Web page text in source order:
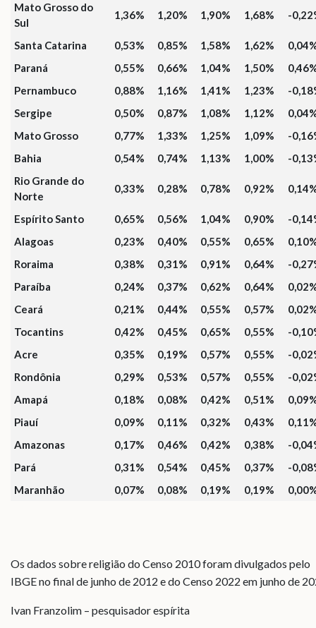
Mato Grosso do
Sul
1,36% 1,20% 1,90% 1,68% -
Santa Catarina 0,53% 0,85% 1,58% 1,62%
Paraná
0,55% 0,66% 1,04% 1,50%
Pernambuco
0,88% 1,16% 1,41% 1,23%
-
Sergipe
0,50% 0,87% 1,08% 1,12%
Mato Grosso
0,77% 1,33% 1,25% 1,09%
-
Bahia
0,54% 0,74% 1,13% 1,00%
-
Rio Grande do
Norte
0,33% 0,28% 0,78% 0,92%
Espírito Santo 0,65% 0,56% 1,04% 0,90%
-
Alagoas
0,23% 0,40% 0,55% 0,65%
Roraima
0,38% 0,31% 0,91% 0,64%
-
Paraíba
0,24% 0,37% 0,62% 0,64%
Ceará
0,21% 0,44% 0,55% 0,57%
Tocantins
0,42% 0,45% 0,65% 0,55%
-
Acre
0,35% 0,19% 0,57% 0,55%
-
Rondônia
0,29% 0,53% 0,57% 0,55%
-
Amapá
0,18% 0,08% 0,42% 0,51%
Piauí
0,09% 0,11% 0,32% 0,43%
Amazonas
0,17% 0,46% 0,42% 0,38%
-
Pará
0,31% 0,54% 0,45% 0,37%
-
Maranhão
0,07% 0,08% 0,19% 0,19%
Os dados sobre religião do Censo 2010 foram divulgados pelo
IBGE no final de junho de 2012 e do Censo 2022 em junho de
Ivan Franzolim – pesquisador espírita